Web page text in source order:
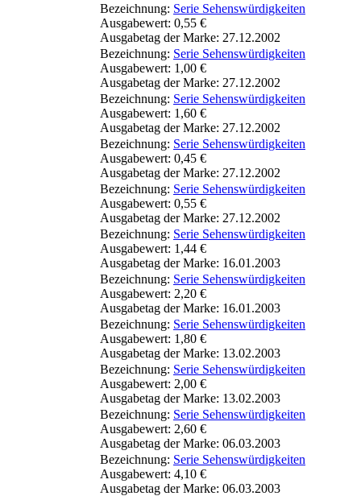
Bezeichnung: Serie Sehenswürdigkeiten
Ausgabewert: 0,55 €
Ausgabetag der Marke: 27.12.2002
Bezeichnung: Serie Sehenswürdigkeiten
Ausgabewert: 1,00 €
Ausgabetag der Marke: 27.12.2002
Bezeichnung: Serie Sehenswürdigkeiten
Ausgabewert: 1,60 €
Ausgabetag der Marke: 27.12.2002
Bezeichnung: Serie Sehenswürdigkeiten
Ausgabewert: 0,45 €
Ausgabetag der Marke: 27.12.2002
Bezeichnung: Serie Sehenswürdigkeiten
Ausgabewert: 0,55 €
Ausgabetag der Marke: 27.12.2002
Bezeichnung: Serie Sehenswürdigkeiten
Ausgabewert: 1,44 €
Ausgabetag der Marke: 16.01.2003
Bezeichnung: Serie Sehenswürdigkeiten
Ausgabewert: 2,20 €
Ausgabetag der Marke: 16.01.2003
Bezeichnung: Serie Sehenswürdigkeiten
Ausgabewert: 1,80 €
Ausgabetag der Marke: 13.02.2003
Bezeichnung: Serie Sehenswürdigkeiten
Ausgabewert: 2,00 €
Ausgabetag der Marke: 13.02.2003
Bezeichnung: Serie Sehenswürdigkeiten
Ausgabewert: 2,60 €
Ausgabetag der Marke: 06.03.2003
Bezeichnung: Serie Sehenswürdigkeiten
Ausgabewert: 4,10 €
Ausgabetag der Marke: 06.03.2003